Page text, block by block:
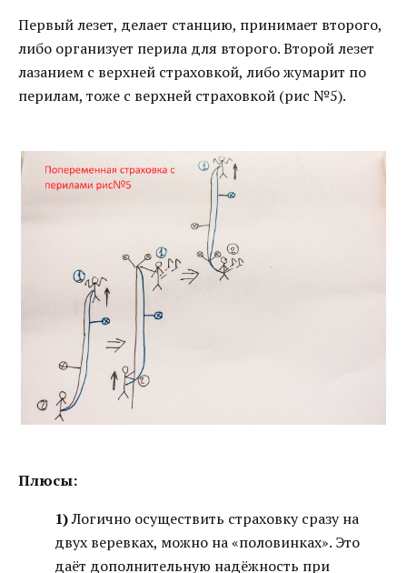
Первый лезет, делает станцию, принимает второго,
либо организует перила для второго. Второй лезет
лазанием с верхней страховкой, либо жумарит по
перилам, тоже с верхней страховкой (рис №5).
Плюсы:
1)Логично осуществить страховку сразу на
двух веревках, можно на «половинках». Это
даёт дополнительную надёжность при